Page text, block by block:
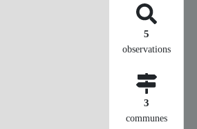
5
observations
3
communes